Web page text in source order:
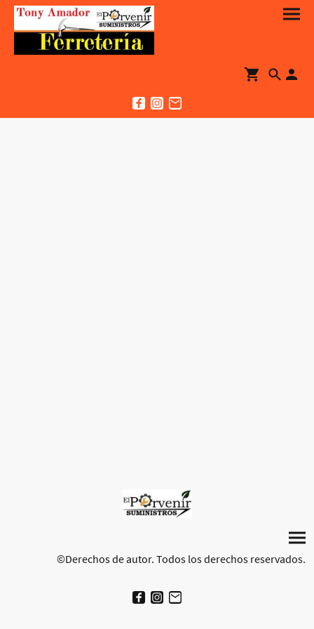
©Derechos de autor. Todos los derechos reservados.